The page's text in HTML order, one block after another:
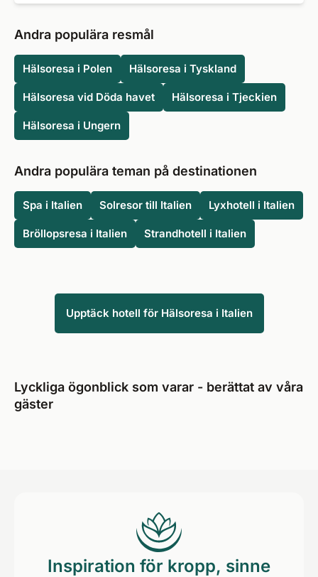
hälsa, till exempel efter en stroke eller hjärtattack.
5 921 kr. Priserna beror i hög grad på resmålet, typen av
boende, kurhotellet och hälsoprogrammet.
Andra populära resmål
Hälsoresa i Polen Hälsoresa i Tyskland
Hälsoresa vid Döda havet Hälsoresa i Tjeckien
Hälsoresa i Ungern
Andra populära teman på destinationen
Spa i Italien Solresor till Italien Lyxhotell i Italien
Bröllopsresa i Italien Strandhotell i Italien
Upptäck hotell för Hälsoresa i Italien
Lyckliga ögonblick som varar - berättat av våra
gäster
Inspiration för kropp, sinne